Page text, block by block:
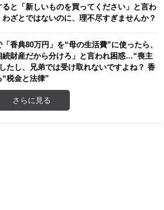
ると「新しいものを買ってください」と言わ
わざとではないのに、理不尽すぎませんか？
香典80万円」を“母の生活費”に使ったら、
続財産だから分けろ」と言われ困惑…“喪主
たし、兄弟では受け取れないですよね？ 香
“税金と法律”
さらに見る